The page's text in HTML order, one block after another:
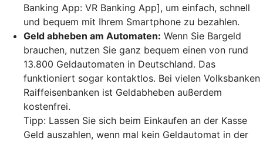
Banking App: VR Banking App], um einfach, schnell
und bequem mit Ihrem Smartphone zu bezahlen.
Geld abheben am Automaten: Wenn Sie Bargeld
brauchen, nutzen Sie ganz bequem einen von rund
13.800 Geldautomaten in Deutschland. Das
funktioniert sogar kontaktlos. Bei vielen Volksbanken
Raiffeisenbanken ist Geldabheben außerdem
kostenfrei.
Tipp: Lassen Sie sich beim Einkaufen an der Kasse
Geld auszahlen, wenn mal kein Geldautomat in der